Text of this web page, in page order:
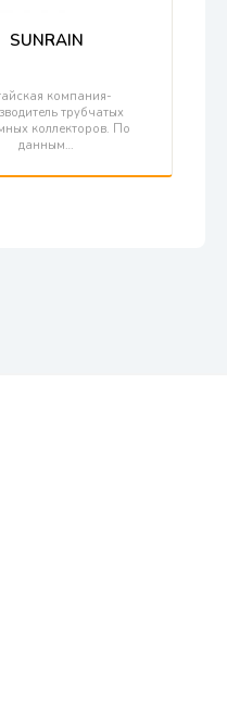
SUNRAIN
компания-
трубчатых
коллекторов. По
данным…